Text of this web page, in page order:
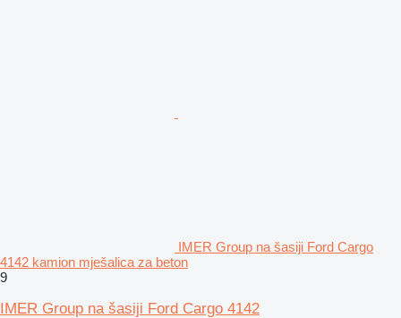
IMER Group na šasiji Ford Cargo
4142 kamion mješalica za beton
9
IMER Group na šasiji Ford Cargo 4142